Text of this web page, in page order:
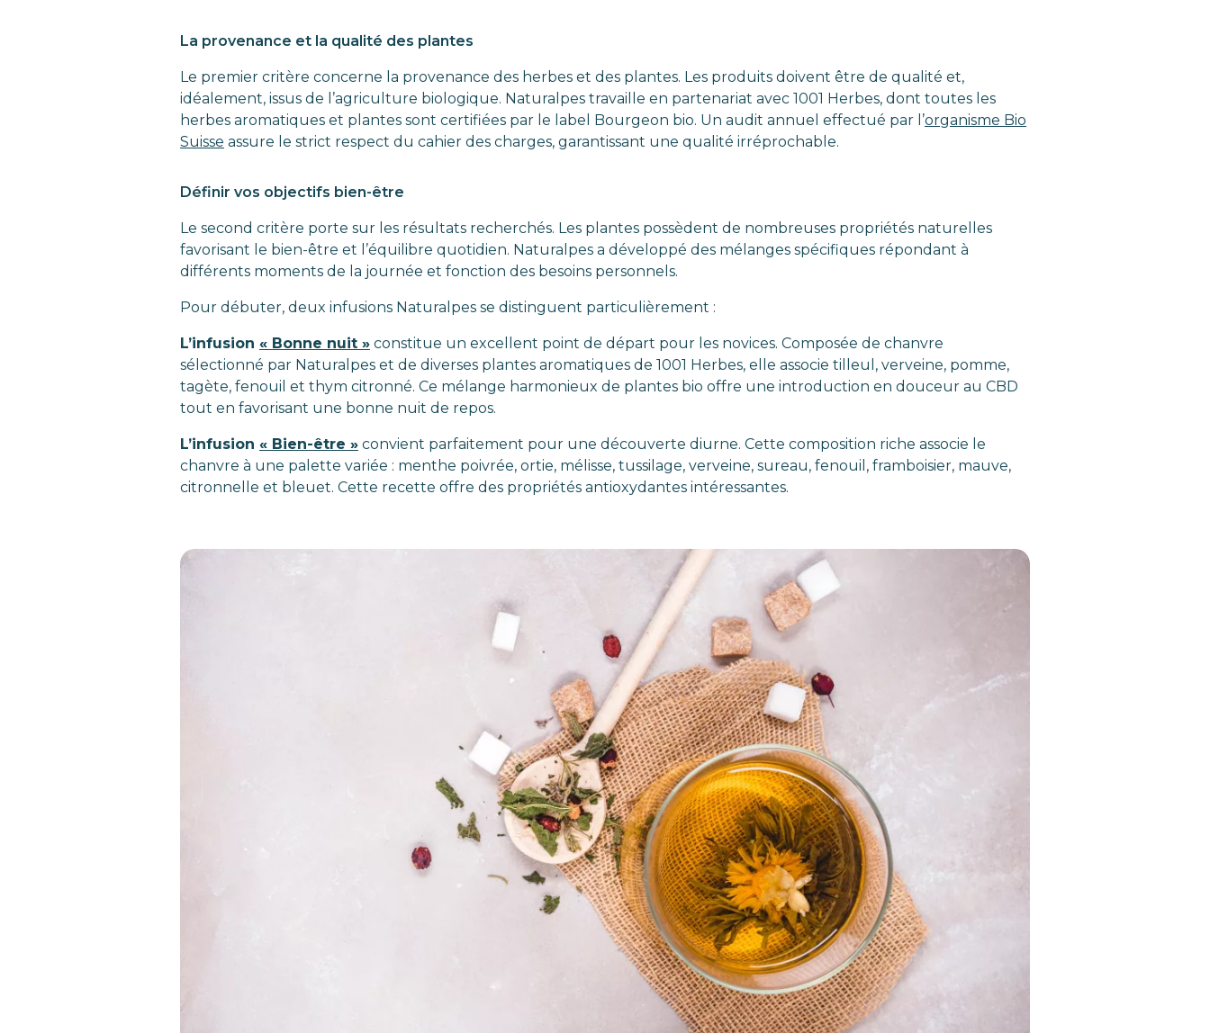
La provenance et la qualité des plantes
Le premier critère concerne la provenance des herbes et des plantes. Les produits doivent être de qualité et,
idéalement, issus de l’agriculture biologique. Naturalpes travaille en partenariat avec 1001 Herbes, dont toutes les
herbes aromatiques et plantes sont certifiées par le label Bourgeon bio. Un audit annuel effectué par l’organisme Bio
Suisse assure le strict respect du cahier des charges, garantissant une qualité irréprochable.
Définir vos objectifs bien-être
Le second critère porte sur les résultats recherchés. Les plantes possèdent de nombreuses propriétés naturelles
favorisant le bien-être et l’équilibre quotidien. Naturalpes a développé des mélanges spécifiques répondant à
différents moments de la journée et fonction des besoins personnels.
Pour débuter, deux infusions Naturalpes se distinguent particulièrement :
L’infusion « Bonne nuit » constitue un excellent point de départ pour les novices. Composée de chanvre
sélectionné par Naturalpes et de diverses plantes aromatiques de 1001 Herbes, elle associe tilleul, verveine, pomme,
tagète, fenouil et thym citronné. Ce mélange harmonieux de plantes bio offre une introduction en douceur au CBD
tout en favorisant une bonne nuit de repos.
L’infusion « Bien-être » convient parfaitement pour une découverte diurne. Cette composition riche associe le
chanvre à une palette variée : menthe poivrée, ortie, mélisse, tussilage, verveine, sureau, fenouil, framboisier, mauve,
citronnelle et bleuet. Cette recette offre des propriétés antioxydantes intéressantes.